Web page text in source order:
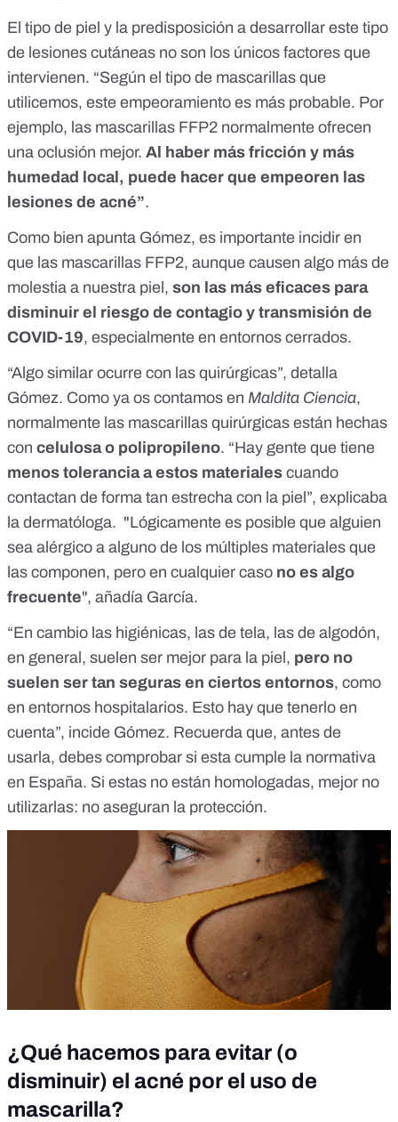
El tipo de piel y la predisposición a desarrollar este tipo
de lesiones cutáneas no son los únicos factores que
intervienen. “Según el tipo de mascarillas que
utilicemos, este empeoramiento es más probable. Por
ejemplo, las mascarillas FFP2 normalmente ofrecen
una oclusión mejor. Al haber más fricción y más
humedad local, puede hacer que empeoren las
lesiones de acné”.
Como bien apunta Gómez, es importante incidir en
que las mascarillas FFP2, aunque causen algo más de
molestia a nuestra piel, son las más eficaces para
disminuir el riesgo de contagio y transmisión de
COVID-19, especialmente en entornos cerrados.
“Algo similar ocurre con las quirúrgicas”, detalla
Gómez. Como ya os contamos en Maldita Ciencia,
normalmente las mascarillas quirúrgicas están hechas
con celulosa o polipropileno. “Hay gente que tiene
menos tolerancia a estos materiales cuando
contactan de forma tan estrecha con la piel”, explicaba
la dermatóloga. "Lógicamente es posible que alguien
sea alérgico a alguno de los múltiples materiales que
las componen, pero en cualquier caso no es algo
frecuente", añadía García.
“En cambio las higiénicas, las de tela, las de algodón,
en general, suelen ser mejor para la piel, pero no
suelen ser tan seguras en ciertos entornos, como
en entornos hospitalarios. Esto hay que tenerlo en
cuenta”, incide Gómez. Recuerda que, antes de
usarla, debes comprobar si esta cumple la normativa
en España. Si estas no están homologadas, mejor no
utilizarlas: no aseguran la protección.
¿Qué hacemos para evitar (o
disminuir) el acné por el uso de
mascarilla?